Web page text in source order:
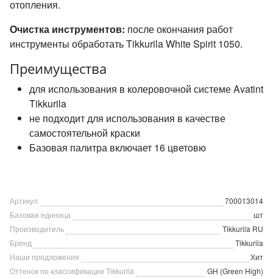
отопления.
Очистка инструментов: после окончания работ
инструменты обработать Tikkurila White Spirit 1050.
Преимущества
для использования в колеровочной системе Avatint
Tikkurila
не подходит для использования в качестве
самостоятельной краски
Базовая палитра включает 16 цветовю
Артикул
700013014
Базовая единица
шт
Производитель
Tikkurila RU
Бренд
Tikkurila
Наши предложения
Хит
Оттенок по классификации Tikkurila
GH (Green High)